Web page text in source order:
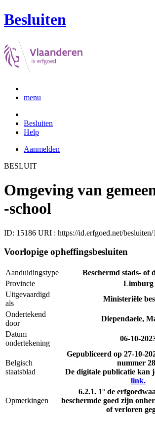
Besluiten
menu
Besluiten
Help
Aanmelden
BESLUIT
Omgeving van
-school
ID: 15186 URI : https://id.erfgoed.net/
Voorlopige opheffingsbesluiten
Aanduidingstype
Beschermd stads- of
Provincie
Limburg
Uitgevaardigd
als
Ministeriële
Ondertekend
door
Diependaele,
Datum
ondertekening
06-10-
Belgisch
staatsblad
Gepubliceerd op 27-10-
nummer
De digitale publicatie kan
link.
Opmerkingen
6.2.1. 1° de
beschermde goed zijn
of verloren